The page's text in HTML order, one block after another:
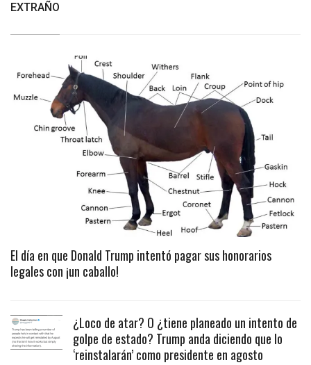
EXTRAÑO
El día en que Donald Trump intentó pagar sus honorarios
legales con ¡un caballo!
¿Loco de atar? O ¿tiene planeado un intento de
golpe de estado? Trump anda diciendo que lo
‘reinstalarán’ como presidente en agosto